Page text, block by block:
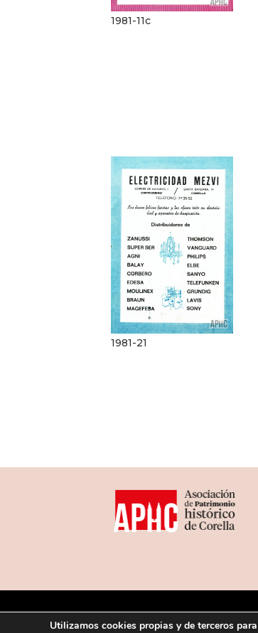
1981-11c
1981-21
Utilizamos cookies propias y de terceros